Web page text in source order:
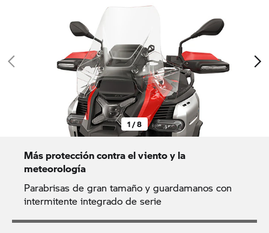
1 / 8
Más protección contra el viento y la
meteorología
Parabrisas de gran tamaño y guardamanos con
intermitente integrado de serie